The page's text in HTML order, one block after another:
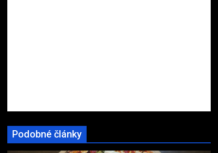
Podobné články